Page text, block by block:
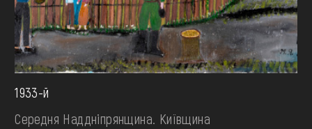
1933-й
Середня Наддніпрянщина. Київщина